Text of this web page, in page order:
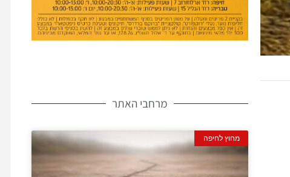
מרחבי האתר
מחוץ לחיפה